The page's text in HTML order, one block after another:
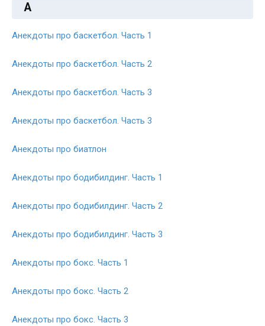
А
Анекдоты про баскетбол. Часть 1
Анекдоты про баскетбол. Часть 2
Анекдоты про баскетбол. Часть 3
Анекдоты про баскетбол. Часть 3
Анекдоты про биатлон
Анекдоты про бодибилдинг. Часть 1
Анекдоты про бодибилдинг. Часть 2
Анекдоты про бодибилдинг. Часть 3
Анекдоты про бокс. Часть 1
Анекдоты про бокс. Часть 2
Анекдоты про бокс. Часть 3